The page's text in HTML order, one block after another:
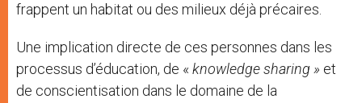
frappent un habitat ou des milieux déjà précaires.
Une implication directe de ces personnes dans les
processus d’éducation, de « knowledge sharing » et
de conscientisation dans le domaine de la